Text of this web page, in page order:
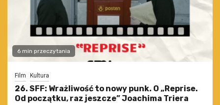
6 min przeczytania
Film Kultura
26. SFF: Wrażliwość to nowy punk. O „Reprise.
Od początku, raz jeszcze” Joachima Triera